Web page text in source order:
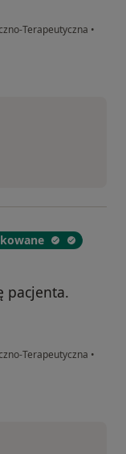
Terapeutyczna •
pacjenta.
Terapeutyczna •